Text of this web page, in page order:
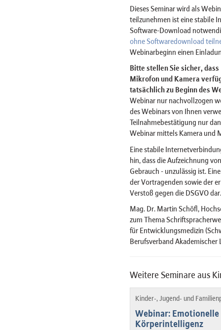
Dieses Seminar wird als
teilzunehmen ist eine stabile
Software-Download
ohne Softwaredownload
Webinarbeginn einen
Bitte stellen Sie sicher,
Mikrofon und Kamera
tatsächlich zu Beginn des
Webinar nur nachvollzogen
des Webinars von Ihnen
Teilnahmebestätigung nur
Webinar mittels Kamera und
Eine stabile
hin, dass die Aufzeichnung
Gebrauch - unzulässig ist.
der Vortragenden sowie der
Verstoß gegen die DSGVO dar.
Mag. Dr. Martin Schöfl,
zum Thema
für Entwicklungsmedizin
Berufsverband
Weitere Seminare aus
Kinder-, Jugend- und
Webinar:
Körperintelligenz